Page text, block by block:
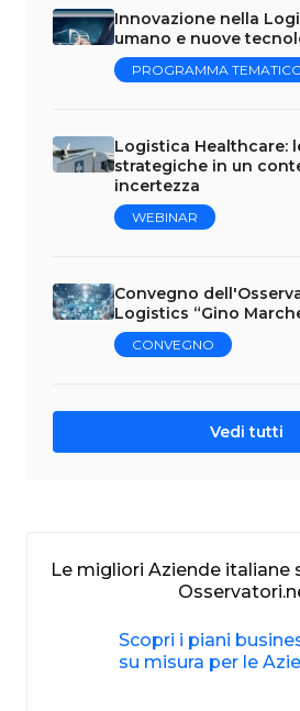
Innovazione nella
umano e nuove
PROGRAMMA
Logistica Healthcare:
strategiche in un
incertezza
WEBINAR
Convegno
Logistics “Gino
CONVEGNO
Vedi tutti
Le migliori Aziende italiane
Scopri i piani
su misura per le